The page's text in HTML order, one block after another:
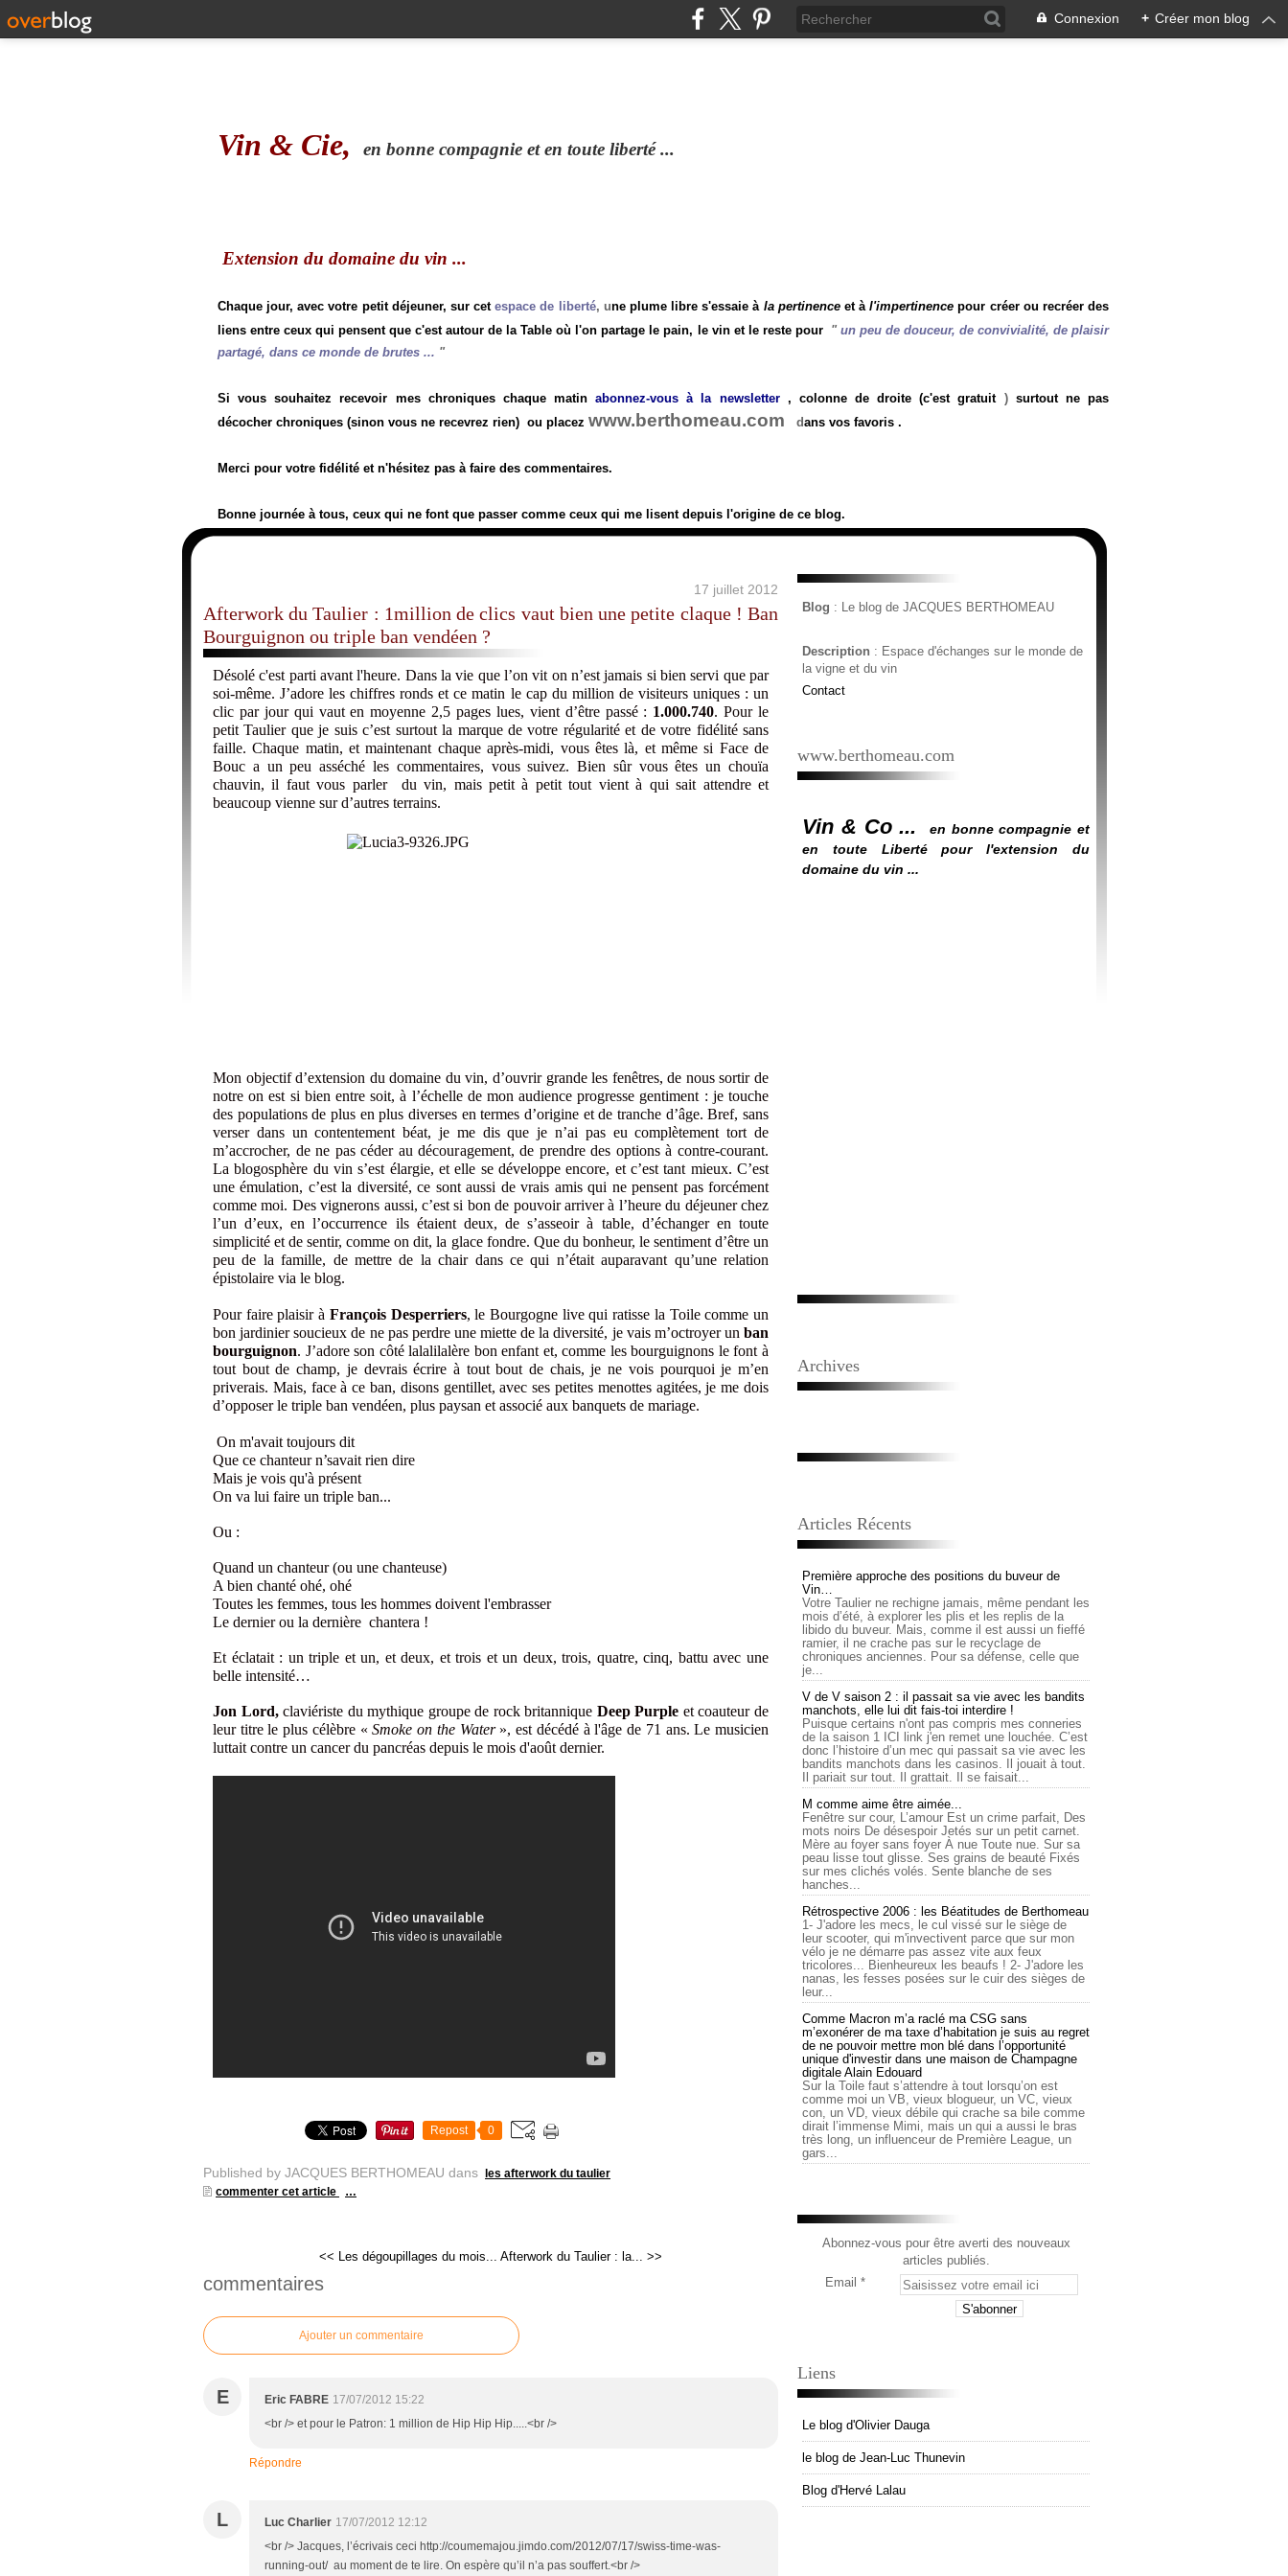
Connexion + Créer mon blog
Vin & Cie, en bonne compagnie et en toute liberté ...
Extension du domaine du vin ...
Chaque jour, avec votre petit déjeuner, sur cetespace de liberté, une plume libre s'essaie à la pertinenceet àl'impertinence pour créer ou recréer des
liens entre ceux qui pensent que c'est autour de la Table où l'on partage le pain, le vin et le reste pour "un peu de douceur, de convivialité, de plaisir
partagé, dans ce monde de brutes ... "
Si vous souhaitez recevoir mes chroniques chaque matinabonnez-vous à la newsletter, colonne de droite (c'est gratuit) surtout ne pas
décocher chroniques (sinon vous ne recevrez rien) ou placez www.berthomeau.com dans vos favoris .
Merci pour votre fidélité et n'hésitez pas à faire des commentaires.
Bonne journée à tous, ceux qui ne font que passer comme ceux qui me lisent depuis l'origine de ce blog.
17 juillet 2012
Afterwork du Taulier : 1million de clics vaut bien une petite claque ! Ban
Bourguignon ou triple ban vendéen ?
Désolé c'est parti avant l'heure. Dans la vie que l’on vit on n’est jamais si bien servi que par
soi-même. J’adore les chiffres ronds et ce matin le cap du million de visiteurs uniques : un
clic par jour qui vaut en moyenne 2,5 pages lues, vient d’être passé : 1.000.740. Pour le
petit Taulier que je suis c’est surtout la marque de votre régularité et de votre fidélité sans
faille. Chaque matin, et maintenant chaque après-midi, vous êtes là, et même si Face de
Bouc a un peu asséché les commentaires, vous suivez. Bien sûr vous êtes un chouïa
chauvin, il faut vous parler du vin, mais petit à petit tout vient à qui sait attendre et
beaucoup vienne sur d’autres terrains.
Mon objectif d’extension du domaine du vin, d’ouvrir grande les fenêtres, de nous sortir de
notre on est si bien entre soit, à l’échelle de mon audience progresse gentiment : je touche
des populations de plus en plus diverses en termes d’origine et de tranche d’âge. Bref, sans
verser dans un contentement béat, je me dis que je n’ai pas eu complètement tort de
m’accrocher, de ne pas céder au découragement, de prendre des options à contre-courant.
La blogosphère du vin s’est élargie, et elle se développe encore, et c’est tant mieux. C’est
une émulation, c’est la diversité, ce sont aussi de vrais amis qui ne pensent pas forcément
comme moi. Des vignerons aussi, c’est si bon de pouvoir arriver à l’heure du déjeuner chez
l’un d’eux, en l’occurrence ils étaient deux, de s’asseoir à table, d’échanger en toute
simplicité et de sentir, comme on dit, la glace fondre. Que du bonheur, le sentiment d’être un
peu de la famille, de mettre de la chair dans ce qui n’était auparavant qu’une relation
épistolaire via le blog.
Pour faire plaisir à François Desperriers, le Bourgogne live qui ratisse la Toile comme un
bon jardinier soucieux de ne pas perdre une miette de la diversité, je vais m’octroyer un ban
bourguignon. J’adore son côté lalalilalère bon enfant et, comme les bourguignons le font à
tout bout de champ, je devrais écrire à tout bout de chais, je ne vois pourquoi je m’en
priverais. Mais, face à ce ban, disons gentillet, avec ses petites menottes agitées, je me dois
d’opposer le triple ban vendéen, plus paysan et associé aux banquets de mariage.
On m'avait toujours dit
Que ce chanteur n’savait rien dire
Mais je vois qu'à présent
On va lui faire un triple ban...
Ou :
Quand un chanteur (ou une chanteuse)
A bien chanté ohé, ohé
Toutes les femmes, tous les hommes doivent l'embrasser
Le dernier ou la dernière chantera !
Et éclatait : un triple et un, et deux, et trois et un deux, trois, quatre, cinq, battu avec une
belle intensité…
Jon Lord,claviériste du mythique groupe de rock britannique Deep Purple et coauteur de
leur titre le plus célèbre «Smoke on the Water», est décédé à l'âge de 71 ans. Le musicien
luttait contre un cancer du pancréas depuis le mois d'août dernier.
Repost 0
Published by JACQUES BERTHOMEAU dans
les afterwork du taulier
commenter cet article
…
<< Les dégoupillages du mois... Afterwork du Taulier : la... >>
commentaires
Ajouter un commentaire
E Eric FABRE 17/07/2012 15:22
<br /> et pour le Patron: 1 million de Hip Hip Hip.....<br />
Répondre
L Luc Charlier 17/07/2012 12:12
<br /> Jacques, l’écrivais ceci http://coumemajou.jimdo.com/2012/07/17/swiss-time-was-
running-out/ au moment de te lire. On espère qu’il n’a pas souffert.<br />
Blog : Le blog de JACQUES BERTHOMEAU
Description : Espace d'échanges sur le monde de
la vigne et du vin
Contact
www.berthomeau.com
Vin & Co ...
en bonne compagnie et
en toute Liberté pour l'extension du
domaine du vin ...
Archives
Articles Récents
Première approche des positions du buveur de
Vin…
Votre Taulier ne rechigne jamais, même pendant les
mois d’été, à explorer les plis et les replis de la
libido du buveur. Mais, comme il est aussi un fieffé
ramier, il ne crache pas sur le recyclage de
chroniques anciennes. Pour sa défense, celle que
je...
V de V saison 2 : il passait sa vie avec les bandits
manchots, elle lui dit fais-toi interdire !
Puisque certains n'ont pas compris mes conneries
de la saison 1 ICI link j'en remet une louchée. C’est
donc l’histoire d’un mec qui passait sa vie avec les
bandits manchots dans les casinos. Il jouait à tout.
Il pariait sur tout. Il grattait. Il se faisait...
M comme aime être aimée...
Fenêtre sur cour, L’amour Est un crime parfait, Des
mots noirs De désespoir Jetés sur un petit carnet.
Mère au foyer sans foyer À nue Toute nue. Sur sa
peau lisse tout glisse. Ses grains de beauté Fixés
sur mes clichés volés. Sente blanche de ses
hanches...
Rétrospective 2006 : les Béatitudes de Berthomeau
1- J'adore les mecs, le cul vissé sur le siège de
leur scooter, qui m'invectivent parce que sur mon
vélo je ne démarre pas assez vite aux feux
tricolores... Bienheureux les beaufs ! 2- J'adore les
nanas, les fesses posées sur le cuir des sièges de
leur...
Comme Macron m’a raclé ma CSG sans
m’exonérer de ma taxe d’habitation je suis au regret
de ne pouvoir mettre mon blé dans l’opportunité
unique d'investir dans une maison de Champagne
digitale Alain Edouard
Sur la Toile faut s’attendre à tout lorsqu’on est
comme moi un VB, vieux blogueur, un VC, vieux
con, un VD, vieux débile qui crache sa bile comme
dirait l’immense Mimi, mais un qui a aussi le bras
très long, un influenceur de Première League, un
gars...
Abonnez-vous pour être averti des nouveaux
articles publiés.
Email
Liens
Le blog d'Olivier Dauga
le blog de Jean-Luc Thunevin
Blog d'Hervé Lalau